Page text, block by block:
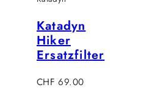
Katadyn
Hiker
Ersatzfilter
Regulärer
CHF 69.00